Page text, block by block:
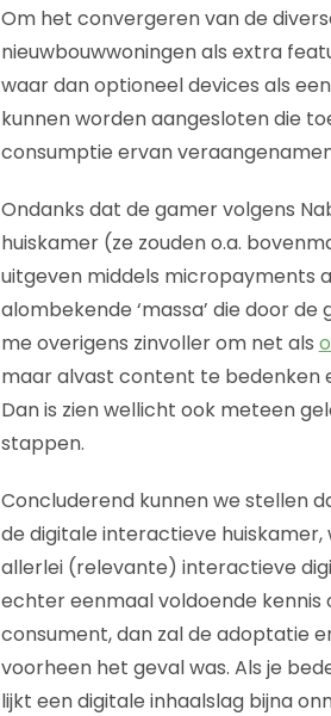
Om het convergeren van de
nieuwbouwwoningen als extra
waar dan optioneel devices als
kunnen worden aangesloten die
consumptie ervan
Ondanks dat de gamer volgens
huiskamer (ze zouden o.a.
uitgeven middels micropayments
alombekende ‘massa’ die door
me overigens zinvoller om net als
maar alvast content te bedenken
Dan is zien wellicht ook meteen
stappen.
Concluderend kunnen we stellen
de digitale interactieve
allerlei (relevante) interactieve
echter eenmaal voldoende
consument, dan zal de adoptatie
voorheen het geval was. Als je
lijkt een digitale inhaalslag bijna